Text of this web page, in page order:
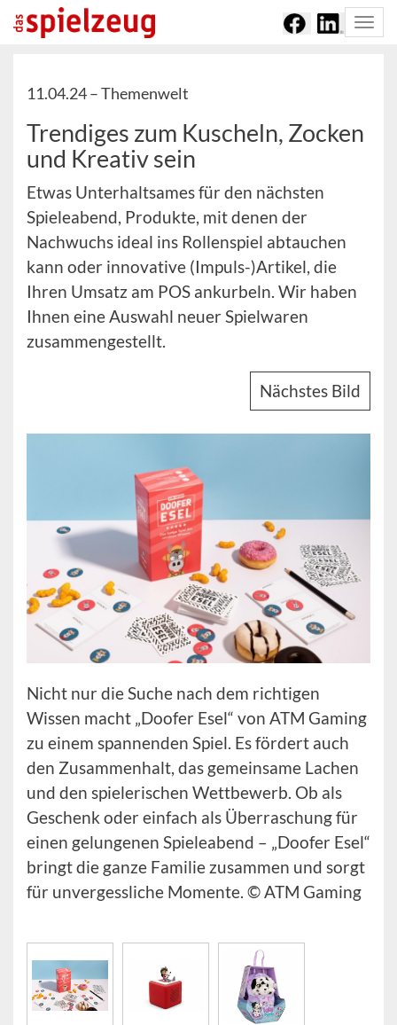
11.04.24 –Themenwelt
Trendiges zum Kuscheln, Zocken
und Kreativ sein
Etwas Unterhaltsames für den nächsten
Spieleabend, Produkte, mit denen der
Nachwuchs ideal ins Rollenspiel abtauchen
kann oder innovative (Impuls-)Artikel, die
Ihren Umsatz am POS ankurbeln. Wir haben
Ihnen eine Auswahl neuer Spielwaren
zusammengestellt.
Nächstes Bild
Nicht nur die Suche nach dem richtigen
Wissen macht „Doofer Esel“ von ATM Gaming
zu einem spannenden Spiel. Es fördert auch
den Zusammenhalt, das gemeinsame Lachen
und den spielerischen Wettbewerb. Ob als
Geschenk oder einfach als Überraschung für
einen gelungenen Spieleabend – „Doofer Esel“
bringt die ganze Familie zusammen und sorgt
für unvergessliche Momente. © ATM Gaming